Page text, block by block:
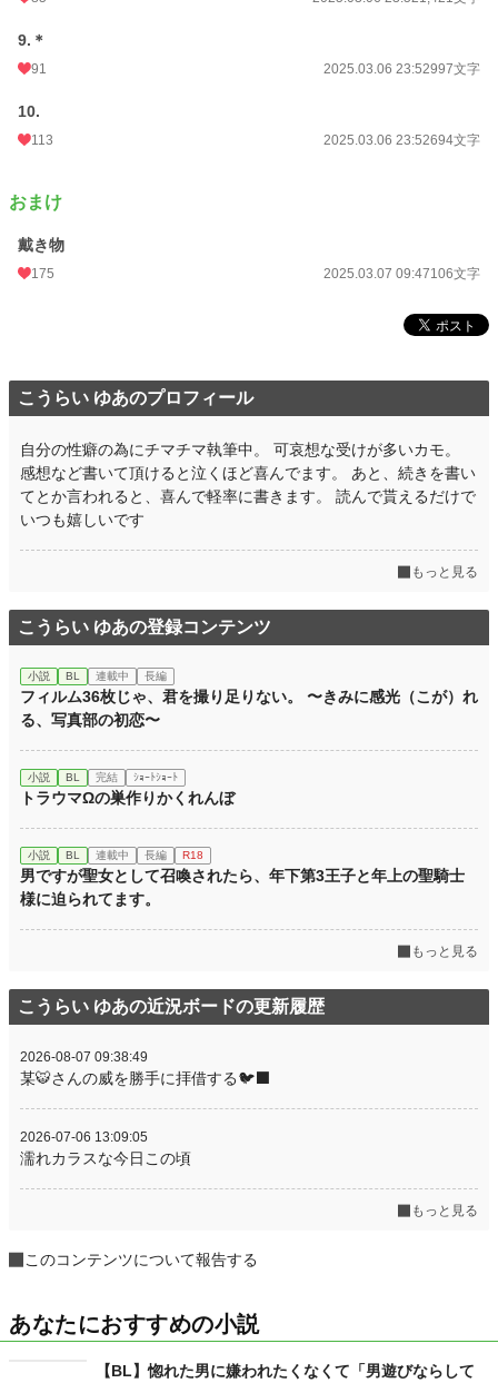
9.＊
91 2025.03.06 23:52997文字
10.
113 2025.03.06 23:52694文字
おまけ
戴き物
175 2025.03.07 09:47106文字
こうらい ゆあのプロフィール
自分の性癖の為にチマチマ執筆中。 可哀想な受けが多いカモ。
感想など書いて頂けると泣くほど喜んでます。 あと、続きを書い
てとか言われると、喜んで軽率に書きます。 読んで貰えるだけで
いつも嬉しいです
もっと見る
こうらい ゆあの登録コンテンツ
小説 BL 連載中 長編
フィルム36枚じゃ、君を撮り足りない。 〜きみに感光（こが）れ
る、写真部の初恋〜
小説 BL 完結 ｼｮｰﾄｼｮｰﾄ
トラウマΩの巣作りかくれんぼ
小説 BL 連載中 長編 R18
男ですが聖女として召喚されたら、年下第3王子と年上の聖騎士
様に迫られてます。
もっと見る
こうらい ゆあの近況ボードの更新履歴
2026-08-07 09:38:49
某🐯さんの威を勝手に拝借する🐦‍⬛
2026-07-06 13:09:05
濡れカラスな今日この頃
もっと見る
このコンテンツについて報告する
あなたにおすすめの小説
【BL】惚れた男に嫌われたくなくて「男遊びならして